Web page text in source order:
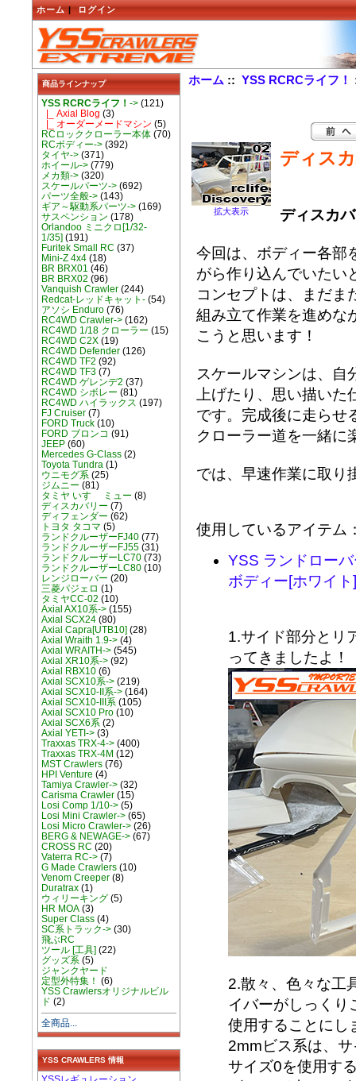
ホーム | ログイン
商品ラインナップ
YSS RCRCライフ！ ->(121)
|_ Axial Blog (3)
|_ オーダーメードマシン (5)
RCロッククローラー本体(70)
RCボディー->(392)
タイヤ->(371)
ホイール->(779)
メカ類->(320)
スケールパーツ->(692)
パーツ全般->(143)
ギア～駆動系パーツ->(169)
サスペンション (178)
Orlandoo ミニクロ[1/32-
1/35] (191)
Furitek Small RC (37)
Mini-Z 4x4(18)
BR BRX01 (46)
BR BRX02 (96)
Vanquish Crawler(244)
Redcat-レッドキャット-(54)
アソシ Enduro(76)
RC4WD Crawler->(162)
RC4WD 1/18 クローラー (15)
RC4WD C2X(19)
RC4WD Defender(126)
RC4WD TF2 (92)
RC4WD TF3(7)
RC4WD ゲレンデ2 (37)
RC4WD シボレー (81)
RC4WD ハイラックス (197)
FJ Cruiser(7)
FORD Truck(10)
FORD ブロンコ (91)
JEEP(60)
Mercedes G-Class(2)
Toyota Tundra(1)
ウニモグ系(25)
ジムニー (81)
タミヤ いすゞ ミュー (8)
ディスカバリー (7)
ディフェンダー (62)
トヨタ タコマ (5)
ランドクルーザーFJ40(77)
ランドクルーザーFJ55(31)
ランドクルーザーLC70(73)
ランドクルーザーLC80(10)
レンジローバー (20)
三菱パジェロ (1)
タミヤCC-02 (10)
Axial AX10系->(155)
Axial SCX24(80)
Axial Capra[UTB10] (28)
Axial Wraith 1.9->(4)
Axial WRAITH->(545)
Axial XR10系->(92)
Axial RBX10(6)
Axial SCX10系->(219)
Axial SCX10-II系->(164)
Axial SCX10-III系(105)
Axial SCX10 Pro(10)
Axial SCX6系(2)
Axial YETI->(3)
Traxxas TRX-4->(400)
Traxxas TRX-4M (12)
MST Crawlers(76)
HPI Venture (4)
Tamiya Crawler->(32)
Carisma Crawler(15)
Losi Comp 1/10->(5)
Losi Mini Crawler->(65)
Losi Micro Crawler->(26)
BERG & NEWAGE->(67)
CROSS RC (20)
Vaterra RC->(7)
G Made Crawlers(10)
Venom Creeper(8)
Duratrax(1)
ウィリーキング(5)
HR MOA(3)
Super Class(4)
SC系トラック->(30)
飛ぶRC
ツール [工具] (22)
グッズ系(5)
ジャンクヤード
定型外特集！ (6)
YSS Crawlersオリジナルビル
ド (2)
全商品...
YSS CRAWLERS 情報
ホーム ::YSS RCRCライフ！
拡大表示
ディス
ディスカ
今回は、ボディー各部
がら作り込んでいたい
コンセプトは、まだま
組み立て作業を進めな
こうと思います！
スケールマシンは、自
上げたり、思い描い
です。完成後に走らせ
クローラー道を一緒に
では、早速作業に取り
使用しているアイテム
YSS ランドロー
ボディー[ホワイト
1.サイド部分とリ
ってきましたよ！
2.散々、色々な工
イバーがしっくり
使用することにし
2mmビス系は、
サイズ0を使用す